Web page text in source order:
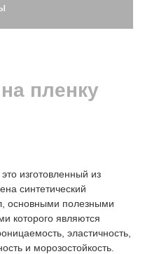
пленку
изготовленный из
синтетический
основными полезными
которого являются
эластичность,
и морозостойкость.